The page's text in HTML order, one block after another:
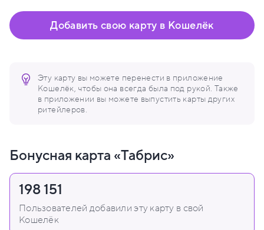
Эту карту вы можете перенести в приложение
Кошелёк, чтобы она всегда была под рукой. Также
в приложении вы можете выпустить карты других
ритейлеров.
Добавить свою карту в Кошелёк
Бонусная карта «Табрис»
198 151
Пользователей добавили эту карту в свой
Кошелёк